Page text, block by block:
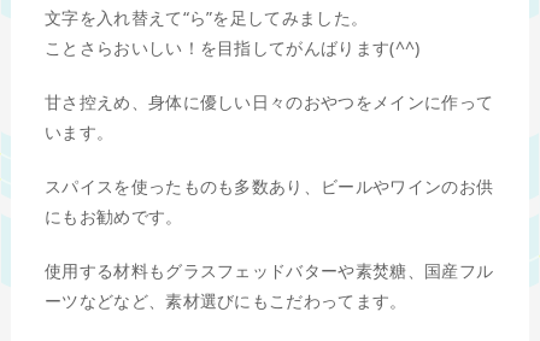
文字を入れ替えて“ら”を足してみました。
ことさらおいしい！を目指してがんばります(^^)
甘さ控えめ、身体に優しい日々のおやつをメインに作って
います。
スパイスを使ったものも多数あり、ビールやワインのお供
にもお勧めです。
使用する材料もグラスフェッドバターや素焚糖、国産フル
ーツなどなど、素材選びにもこだわってます。